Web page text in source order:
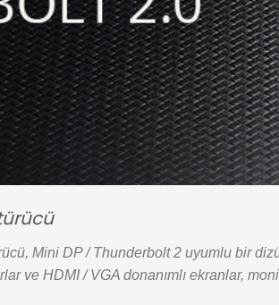
Mini DP / Thunderbolt 2 uyumlu bir
ve HDMI / VGA donanımlı ekranlar,